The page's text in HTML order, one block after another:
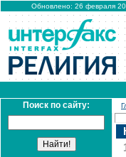
Обновлено: 26 февраля
Поиск по сайту: